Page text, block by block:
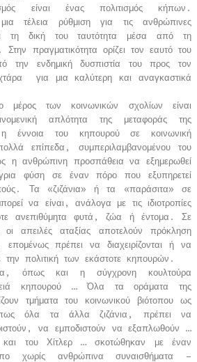
είναι ένας πολιτισμός κήπων.
μια τέλεια ρύθμιση για τις ανθρώπινες
τη δική του ταυτότητα μέσα από τη
πραγματικότητα ορίζει τον εαυτό του
ενδημική δυσπιστία του προς τον
για μια καλύτερη και αναγκαστικά
των κοινωνικών σχολίων είναι
απλότητα της μεταφοράς της
έννοια του κηπουρού σε κοινωνική
επίπεδα, συμπεριλαμβανομένου του
η ανθρώπινη προσπάθεια να εξημερωθεί
φύση σε έναν πόρο που εξυπηρετεί
Τα «ζιζάνια» ή τα «παράσιτα» σε
να είναι, ανάλογα με τις ιδιοτροπίες
ανεπιθύμητα φυτά, ζώα ή έντομα. Σε
απειλές αταξίας αποτελούν πρόκληση
πρέπει να διαχειρίζονται ή να
την πολιτική των εκάστοτε κηπουρών.
όπως και η σύγχρονη κουλτούρα
κηπουρού … Όλα τα οράματα της
τμήματα του κοινωνικού βιότοπου ως
όλα τα άλλα ζιζάνια, πρέπει να
να εμποδιστούν να εξαπλωθούν …
του Χίτλερ … σκοτώθηκαν με έναν
χωρίς ανθρώπινα συναισθήματα –